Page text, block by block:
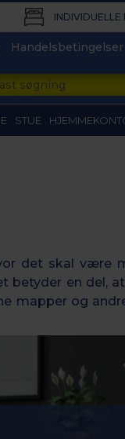
INDIVIDUELLE
Handelsbetingelser
STUE
det skal være
betyder en del,
mapper og